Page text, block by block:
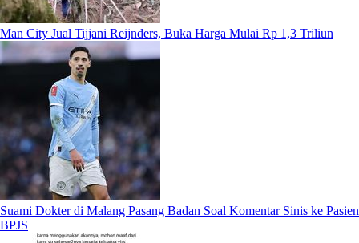
Man City Jual Tijjani Reijnders, Buka Harga Mulai Rp 1,3 Triliun
Suami Dokter di Malang Pasang Badan Soal Komentar Sinis ke Pasien
BPJS